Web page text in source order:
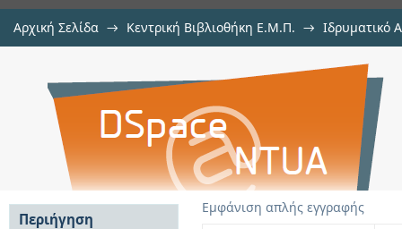
Αρχική Σελίδα → Κεντρική Βιβλιοθήκη Ε.Μ.Π. → Ιδρυματικό
Synthesis of ZnO nanostructures
Εμφάνιση απλής εγγραφής
Περιήγηση